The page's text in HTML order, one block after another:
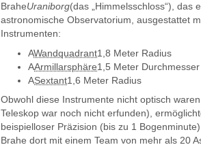
BraheUraniborg(das „Himmelsschloss“), das
astronomische Observatorium, ausgestattet
Instrumenten:
AWandquadrant1,8 Meter Radius
AArmillarsphäre1,5 Meter Durchmesser
ASextant1,6 Meter Radius
Obwohl diese Instrumente nicht optisch
Teleskop war noch nicht erfunden),
beispielloser Präzision (bis zu 1
Brahe dort mit einem Team von mehr als 20